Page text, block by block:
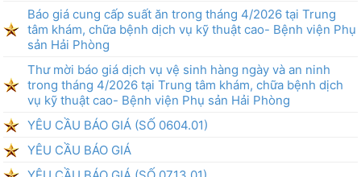
Báo giá cung cấp suất ăn trong tháng 4/2026 tại Trung
tâm khám, chữa bệnh dịch vụ kỹ thuật cao- Bệnh viện Phụ
sản Hải Phòng
Thư mời báo giá dịch vụ vệ sinh hàng ngày và an ninh
trong tháng 4/2026 tại Trung tâm khám, chữa bệnh dịch
vụ kỹ thuật cao- Bệnh viện Phụ sản Hải Phòng
YÊU CẦU BÁO GIÁ (SỐ 0604.01)
YÊU CẦU BÁO GIÁ